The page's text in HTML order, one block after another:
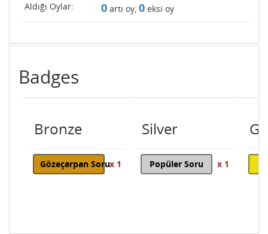
Aldığı Oylar: 0 artı oy, 0 eksi oy
Badges
Bronze
Gözeçarpan Sorux 1
Silver
Popüler Soru x 1